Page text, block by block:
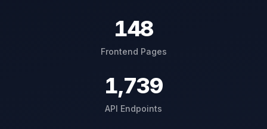
148
Frontend Pages
1,739
API Endpoints